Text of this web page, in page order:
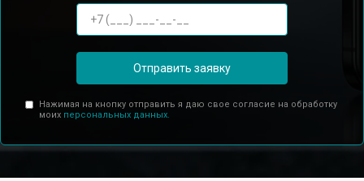
Отправить заявку
Нажимая на кнопку отправить я даю свое согласие на обработку
моих персональных данных.